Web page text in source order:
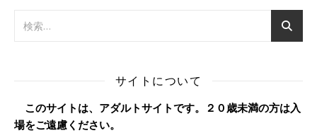
サイトについて
このサイトは、アダルトサイトです。２０歳未満の方は入
場をご遠慮ください。